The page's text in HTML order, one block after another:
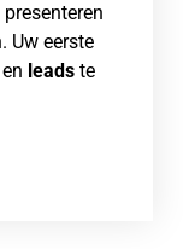
Uw eerste
leads te